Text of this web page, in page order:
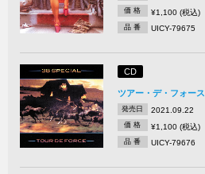
価 格 ¥1,100 (税込)
品 番 UICY-79675
CD
ツアー・デ・フォース
発売日 2021.09.22
価 格 ¥1,100 (税込)
品 番 UICY-79676